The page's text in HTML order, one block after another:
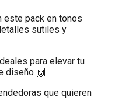
este pack en tonos
sutiles y
para elevar tu
diseño 🙌
que quieren